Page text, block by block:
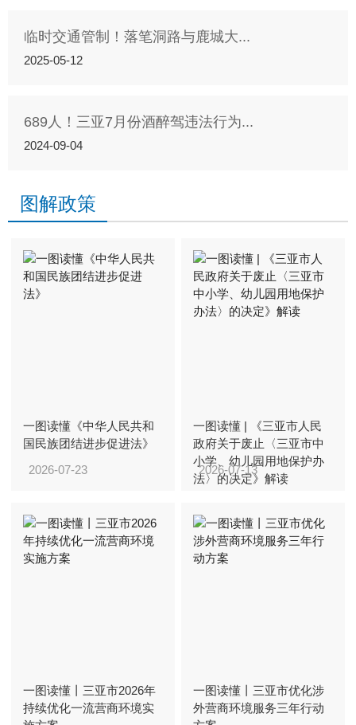
临时交通管制！落笔洞路与鹿城大...
2025-05-12
689人！三亚7月份酒醉驾违法行为...
2024-09-04
图解政策
一图读懂《中华人民共和
国民族团结进步促进法》
2026-07-23
一图读懂 | 《三亚市人民
政府关于废止〈三亚市中
小学、幼儿园用地保护办
法〉的决定》解读
2026-07-13
一图读懂丨三亚市2026年
持续优化一流营商环境实
一图读懂丨三亚市优化涉
外营商环境服务三年行动